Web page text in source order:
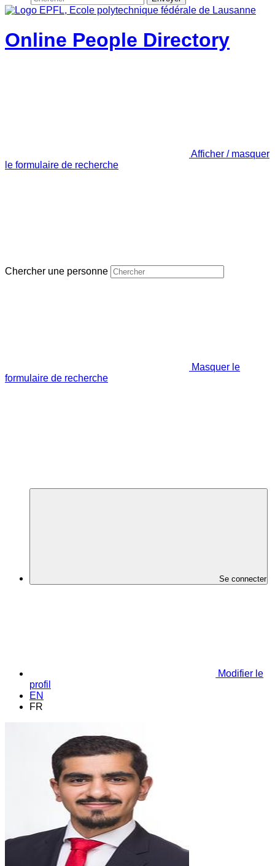
Online People Directory
Afficher / masquer
le formulaire de recherche
Chercher une personne
Masquer le
formulaire de recherche
Se connecter
Modifier le
profil
EN
FR